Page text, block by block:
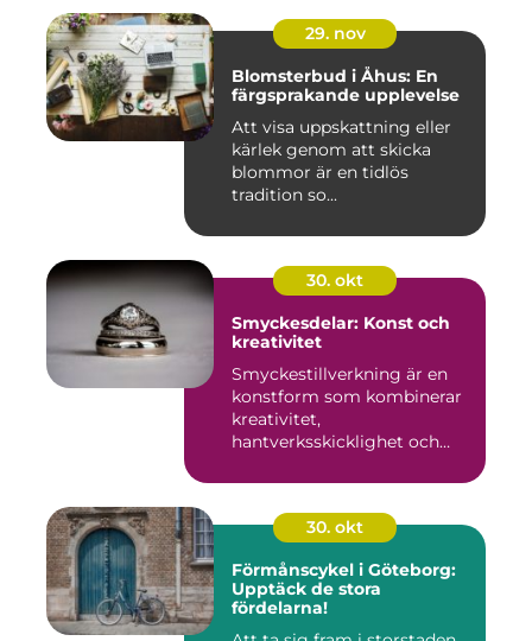
29. nov
Blomsterbud i Åhus: En
färgsprakande upplevelse
Att visa uppskattning eller
kärlek genom att skicka
blommor är en tidlös
tradition so...
30. okt
Smyckesdelar: Konst och
kreativitet
Smyckestillverkning är en
konstform som kombinerar
kreativitet,
hantverksskicklighet och
30. okt
Förmånscykel i Göteborg:
Upptäck de stora
fördelarna!